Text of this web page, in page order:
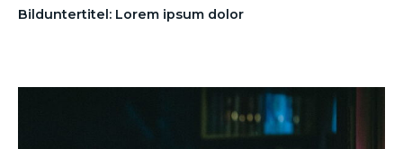
Bilduntertitel: Lorem ipsum dolor